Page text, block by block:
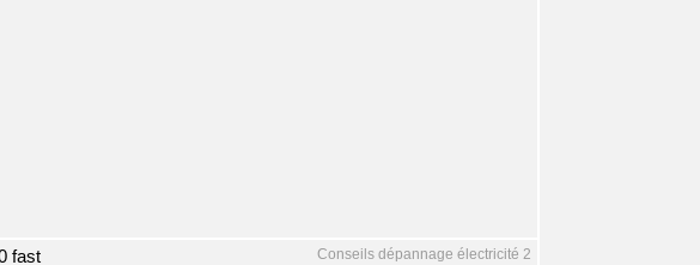
Conseils dépannage électricité 2
fast